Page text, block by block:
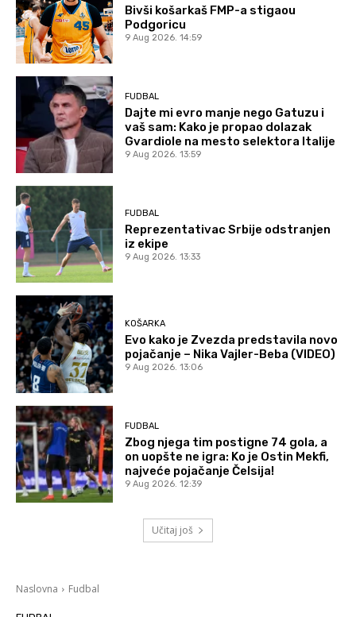
Bivši košarkaš FMP-a stigaou
Podgoricu
9 Aug 2026. 14:59
FUDBAL
Dajte mi evro manje nego Gatuzu i
vaš sam: Kako je propao dolazak
Gvardiole na mesto selektora Italije
9 Aug 2026. 13:59
FUDBAL
Reprezentativac Srbije odstranjen
iz ekipe
9 Aug 2026. 13:33
KOŠARKA
Evo kako je Zvezda predstavila novo
pojačanje – Nika Vajler-Beba (VIDEO)
9 Aug 2026. 13:06
FUDBAL
Zbog njega tim postigne 74 gola, a
on uopšte ne igra: Ko je Ostin Mekfi,
najveće pojačanje Čelsija!
9 Aug 2026. 12:39
Učitaj još